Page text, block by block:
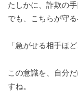
たしかに、詐欺の
でも、こちらが守
「急がせる相手ほ
この意識を、自分
すね。